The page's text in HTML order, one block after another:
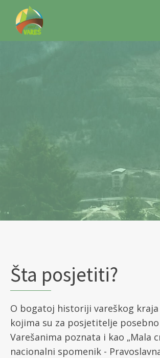
Šta posjetiti?
O bogatoj historiji vareškog
kojima su za posjetitelje
Varešanima poznata i kao „Mala
nacionalni spomenik -